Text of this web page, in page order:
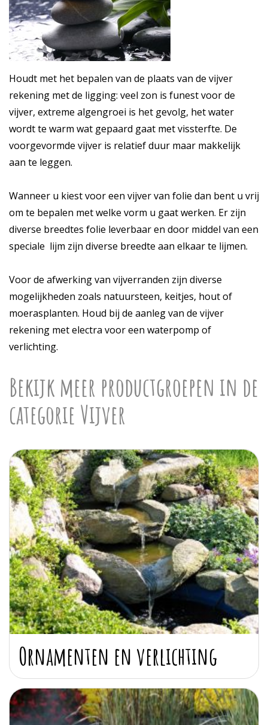
Houdt met het bepalen van de plaats van de vijver
rekening met de ligging: veel zon is funest voor de
vijver, extreme algengroei is het gevolg, het water
wordt te warm wat gepaard gaat met vissterfte. De
voorgevormde vijver is relatief duur maar makkelijk
aan te leggen.
Wanneer u kiest voor een vijver van folie dan bent u vrij
om te bepalen met welke vorm u gaat werken. Er zijn
diverse breedtes folie leverbaar en door middel van een
speciale lijm zijn diverse breedte aan elkaar te lijmen.
Voor de afwerking van vijverranden zijn diverse
mogelijkheden zoals natuursteen, keitjes, hout of
moerasplanten. Houd bij de aanleg van de vijver
rekening met electra voor een waterpomp of
verlichting.
Bekijk meer productgroepen in de
categorie Vijver
Ornamenten en verlichting